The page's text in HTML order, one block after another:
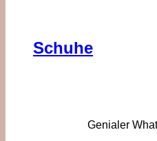
Schuhe
Genialer